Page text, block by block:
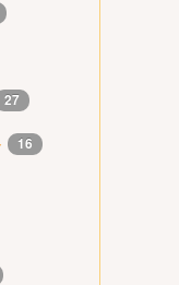
27
16